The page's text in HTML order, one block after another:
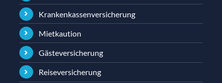
Krankenkassenversicherung
Mietkaution
Gästeversicherung
Reiseversicherung